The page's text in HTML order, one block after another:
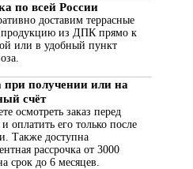
по всей России
доставим террасные
продукцию из ДПК прямо к
или в удобный пункт
при получении или на
счёт
осмотреть заказ перед
оплатить его только после
Также доступна
рассрочка от 3000
срок до 6 месяцев.